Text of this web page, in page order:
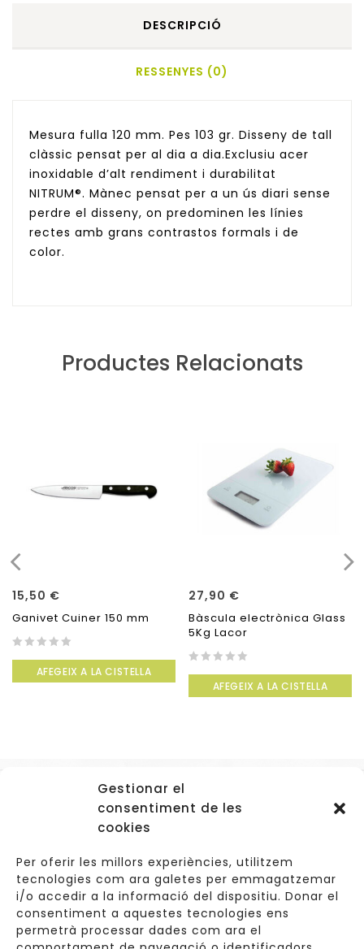
Gestionar el
consentiment de les
cookies
Per oferir les millors experiències, utilitzem
tecnologies com ara galetes per emmagatzemar
i/o accedir a la informació del dispositiu. Donar el
consentiment a aquestes tecnologies ens
permetrà processar dades com ara el
DESCRIPCIÓ
RESSENYES (0)
Mesura fulla 120 mm. Pes 103 gr. Disseny de tall
clàssic pensat per al dia a dia.Exclusiu acer
inoxidable d’alt rendiment i durabilitat
NITRUM®. Mànec pensat per a un ús diari sense
perdre el disseny, on predominen les línies
rectes amb grans contrastos formals i de
color.
Productes Relacionats
15,50 €
Ganivet Cuiner 150 mm
of
AFEGEIX A LA CISTELLA
27,90 €
Bàscula electrònica Glass
5Kg Lacor
of
AFEGEIX A LA CISTELLA
Carrer de Valldoreix 45, 08172 Sant Cugat del Vallès